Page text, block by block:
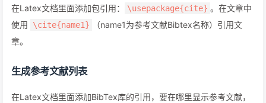
在Latex文档里面添加包引用： \usepackage{cite} 。在文章中
使用
\cite{name1}
（name1为参考文献Bibtex名称）引用文
章。
生成参考文献列表
在Latex文档里面添加BibTex库的引用，要在哪里显示参考文献，